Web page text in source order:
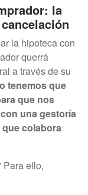
la
la hipoteca con
querrá
a través de su
tenemos que
que nos
una gestoría
colabora
Para ello,